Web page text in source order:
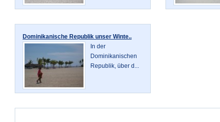
Dominikanische Republik unser Winte..
In der
Dominikanischen
Republik, über d...